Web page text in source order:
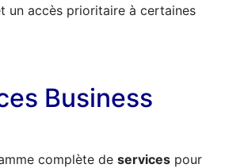
un accès prioritaire à certaines
Business
complète de services pour